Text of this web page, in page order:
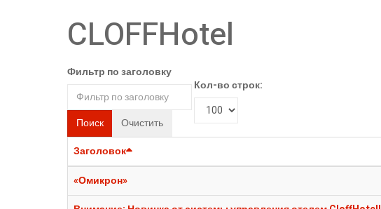
CLOFFHotel
Фильтр по заголовку
Поиск Очистить
Кол-во строк:
Заголовок
«Омикрон»